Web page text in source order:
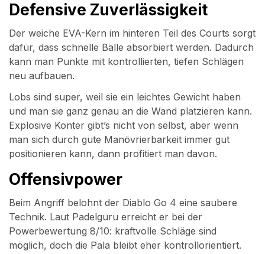
Defensive Zuverlässigkeit
Der weiche EVA-Kern im hinteren Teil des Courts sorgt
dafür, dass schnelle Bälle absorbiert werden. Dadurch
kann man Punkte mit kontrollierten, tiefen Schlägen
neu aufbauen.
Lobs sind super, weil sie ein leichtes Gewicht haben
und man sie ganz genau an die Wand platzieren kann.
Explosive Konter gibt’s nicht von selbst, aber wenn
man sich durch gute Manövrierbarkeit immer gut
positionieren kann, dann profitiert man davon.
Offensivpower
Beim Angriff belohnt der Diablo Go 4 eine saubere
Technik. Laut Padelguru erreicht er bei der
Powerbewertung 8/10: kraftvolle Schläge sind
möglich, doch die Pala bleibt eher kontrollorientiert.